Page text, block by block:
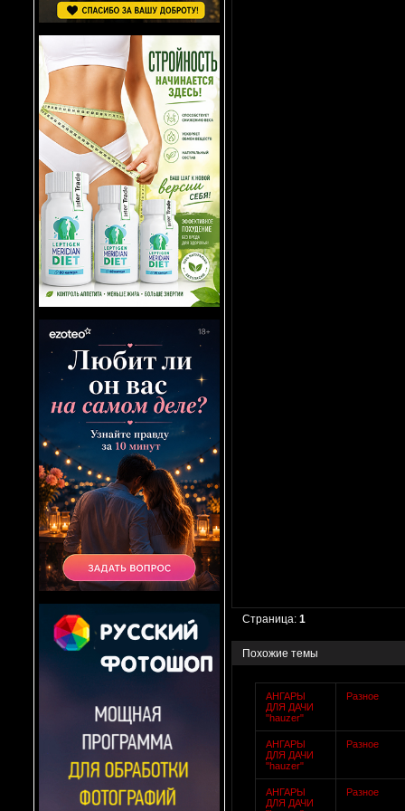
Страница:1
Похожие темы
АНГАРЫ
ДЛЯ ДАЧИ
"hauzer"
Разное
АНГАРЫ
ДЛЯ ДАЧИ
"hauzer"
Разное
АНГАРЫ
ДЛЯ ДАЧИ
Разное